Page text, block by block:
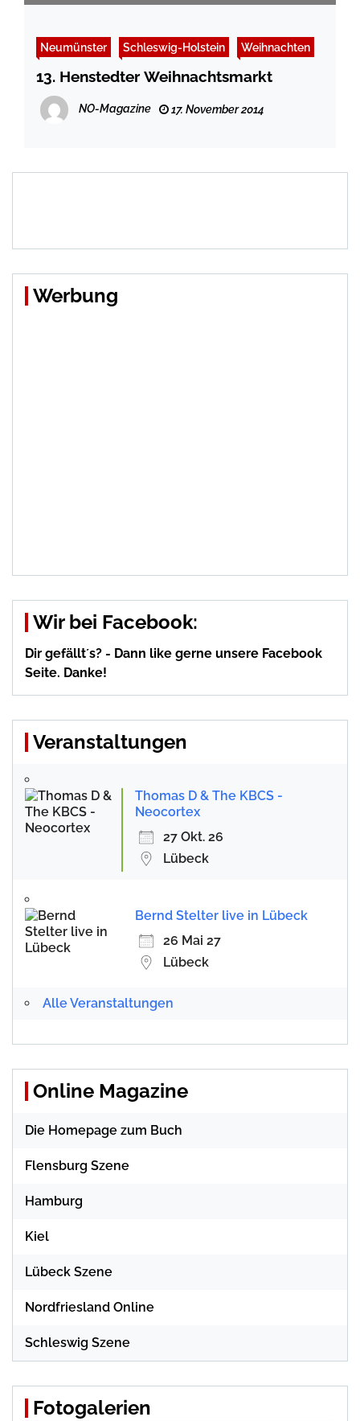
Neumünster Schleswig-Holstein Weihnachten
13. Henstedter Weihnachtsmarkt
NO-Magazine 17. November 2014
Werbung
Wir bei Facebook:
Dir gefällt´s? - Dann like gerne unsere Facebook
Seite. Danke!
Veranstaltungen
Thomas D & The KBCS -
Neocortex
27 Okt. 26
Lübeck
Bernd Stelter live in Lübeck
26 Mai 27
Lübeck
Alle Veranstaltungen
Online Magazine
Die Homepage zum Buch
Flensburg Szene
Hamburg
Kiel
Lübeck Szene
Nordfriesland Online
Schleswig Szene
Fotogalerien